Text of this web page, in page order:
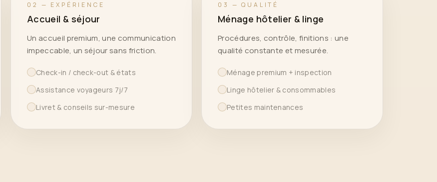
02 — EXPÉRIENCE
Accueil & séjour
Un accueil premium, une communication
impeccable, un séjour sans friction.
Check-in / check-out & états
Assistance voyageurs 7j/7
Livret & conseils sur-mesure
03 — QUALITÉ
Ménage hôtelier & linge
Procédures, contrôle, finitions : une
qualité constante et mesurée.
Ménage premium + inspection
Linge hôtelier & consommables
Petites maintenances